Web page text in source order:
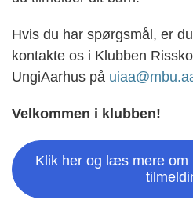
Hvis du har spørgsmål, er
kontakte os i Klubben
UngiAarhus på
Velkommen i klubben!
Klik her og læs mere om